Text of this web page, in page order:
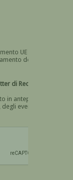
UE n.
il consenso
in anteprima
eventi